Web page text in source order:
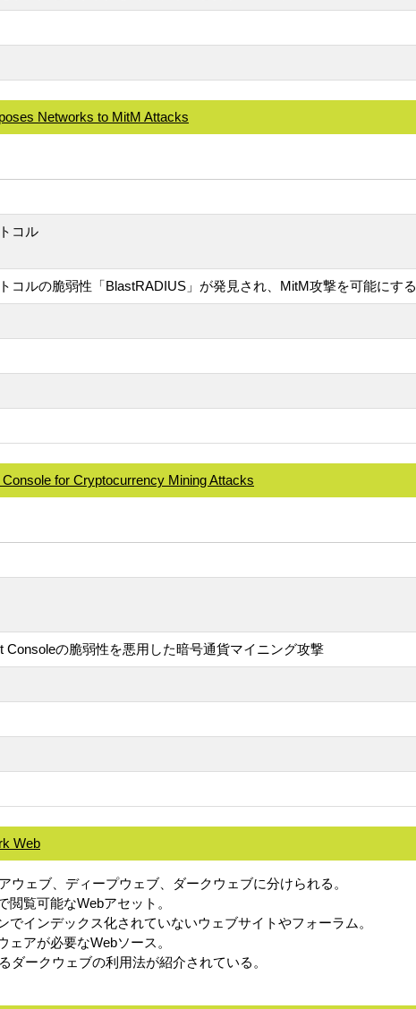
Networks to MitM Attacks
コル
コルの脆弱性「BlastRADIUS」が発見され、MitM攻撃を可能にする
for Cryptocurrency Mining Attacks
Consoleの脆弱性を悪用した暗号通貨マイニング攻撃
Web
ウェブ、ディープウェブ、ダークウェブに分けられる。
覧可能なWebアセット。
でインデックス化されていないウェブサイトやフォーラム。
ェアが必要なWebソース。
ダークウェブの利用法が紹介されている。